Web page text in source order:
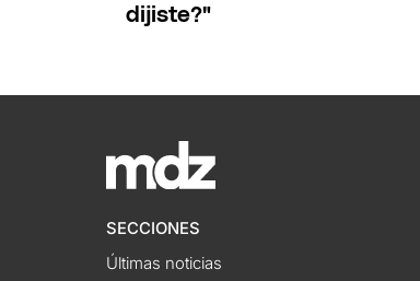
dijiste?"
SECCIONES
Últimas noticias